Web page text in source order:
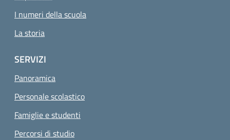
I numeri della scuola
La storia
SERVIZI
Panoramica
Personale scolastico
Famiglie e studenti
Percorsi di studio